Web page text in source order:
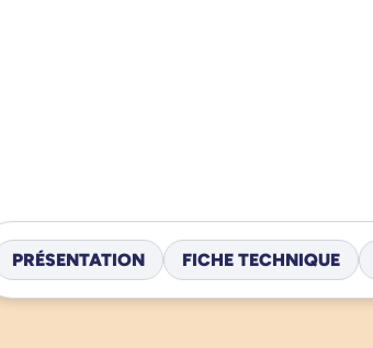
PRÉSENTATION FICHE TECHNIQUE